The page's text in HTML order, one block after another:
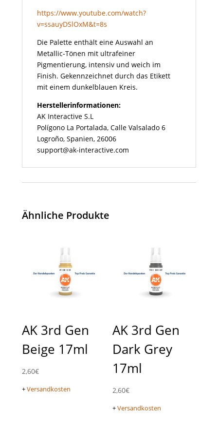
https://www.youtube.com/watch?
v=ssauyDSlOxM&t=8s
Die Palette enthält eine Auswahl an
Metallic-Tönen mit ultrafeiner
Pigmentierung, intensiv und weich im
Finish. Gekennzeichnet durch das Etikett
mit einem dunkelblauen Kreis.
Herstellerinformationen:
AK Interactive S.L
Polígono La Portalada, Calle Valsalado 6
Logroño, Spanien, 26006
support@ak-interactive.com
Ähnliche Produkte
AK 3rd Gen
Beige 17ml
2,60€
+Versandkosten
AK 3rd Gen
Dark Grey
17ml
2,60€
+Versandkosten